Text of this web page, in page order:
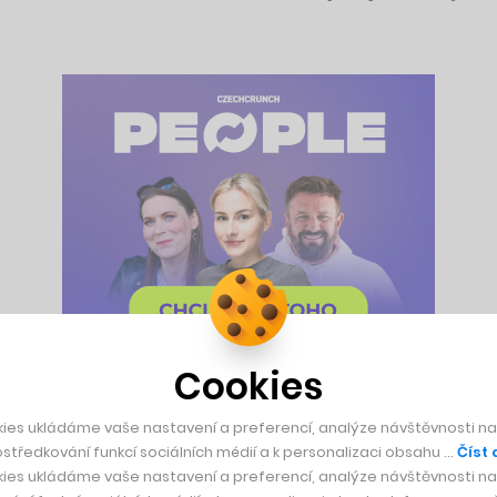
se něčím odlišuje od jiných tradičních hráčů ve světě
byznys jako takový představuje z pohledu
Cookies
ukládáme vaše nastavení a preferencí, analýze návštěvnosti
funkcí sociálních médií a k personalizaci obsahu … Číst
ukládáme vaše nastavení a preferencí, analýze návštěvnosti